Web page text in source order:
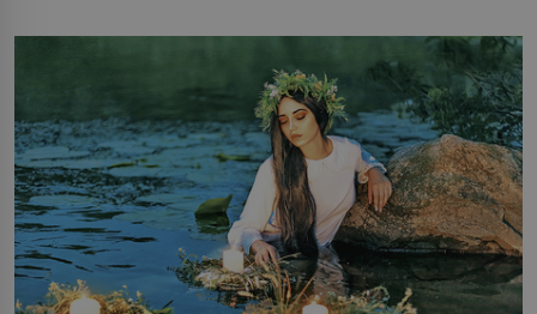
milostpaní. Stačí jenom na sukni,“ zhodnotí švadlena
množství růžového mušelínu. „Ošidili vás, podívejte.“
Vezme do ruky dřevěnou